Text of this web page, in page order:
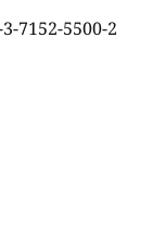
7152-5500-2